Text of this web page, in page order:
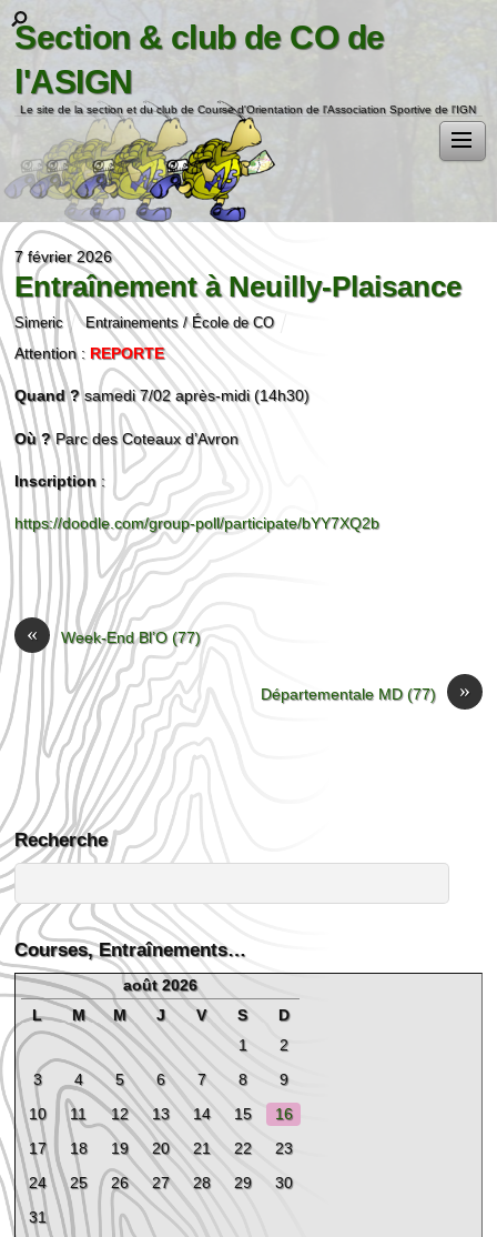
Section & club de CO de
l'ASIGN
Le site de la section et du club de Course d'Orientation de l'Association Sportive de l'IGN
7 février 2026
Entraînement à Neuilly-Plaisance
Simeric Entrainements / École de CO
Attention : REPORTE
Quand ?samedi 7/02 après-midi (14h30)
Où ?Parc des Coteaux d’Avron
Inscription :
https://doodle.com/group-poll/participate/bYY7XQ2b
« Week-End Bl’O (77)
»
Départementale MD (77)
Recherche
Courses, Entraînements…
août 2026
L
M M J V S
D
1
2
3
4 5 6 7 8
9
10
11 12 13 14 15
16
17
18 19 20 21 22
23
24
25 26 27 28 29
30
31